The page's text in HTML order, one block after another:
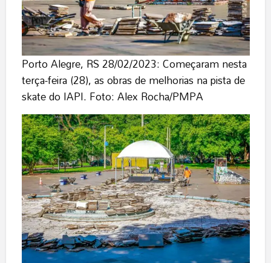
Porto Alegre, RS 28/02/2023: Começaram nesta
terça-feira (28), as obras de melhorias na pista de
skate do IAPI. Foto: Alex Rocha/PMPA